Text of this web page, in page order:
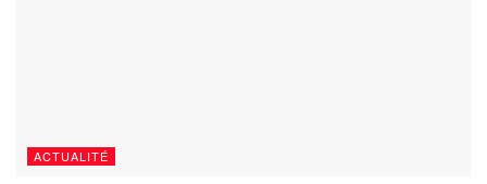
ACTUALITÉ